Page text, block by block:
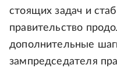
стоящих задач и
правительство
дополнительные
зампредседателя